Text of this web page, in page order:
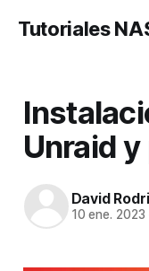
Tutoriales
Unraid
David
10 ene. 2023